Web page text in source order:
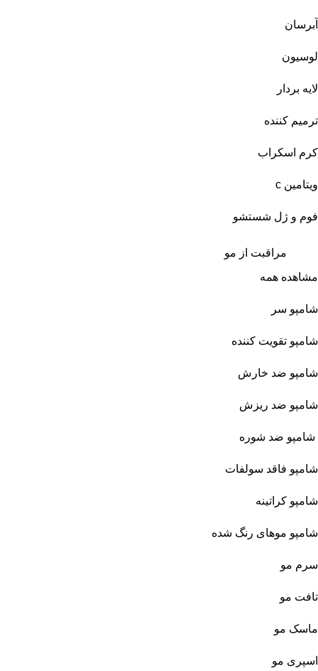
آبرسان
لوسیون
لایه بردار
ترمیم کننده
کرم اسکراب
ویتامین c
فوم و ژل شستشو
مراقبت از مو
مشاهده همه
شامپو سر
شامپو تقویت کننده
شامپو ضد خارش
شامپو ضد ریزش
شامپو ضد شوره
شامپو فاقد سولفات
شامپو کراتینه
شامپو موهای رنگ شده
سرم مو
تافت مو
ماسک مو
اسپری مو